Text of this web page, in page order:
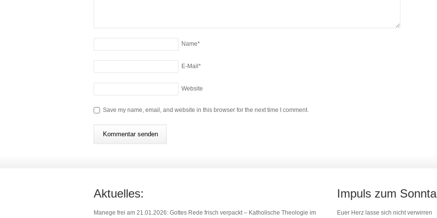
Name*
E-Mail *
Website
Save my name, email, and website in this browser for the next time I comment.
Aktuelles:
Manege frei am 21.01.2026: Gottes Rede frisch verpackt – Katholische Theologie im
Impuls zum
Euer Herz lasse sich nicht verwirren